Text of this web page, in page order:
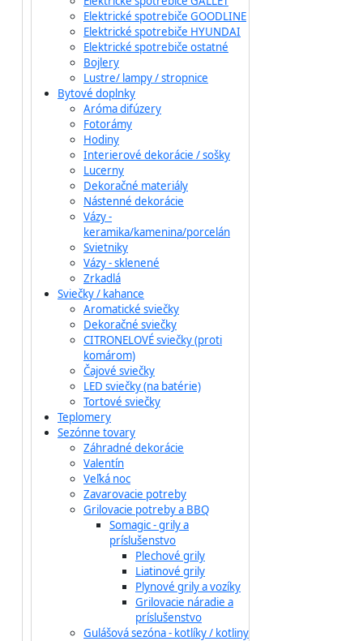
Elektrické spotrebiče GOODLINE
Elektrické spotrebiče HYUNDAI
Elektrické spotrebiče ostatné
Bojlery
Lustre/ lampy / stropnice
Bytové doplnky
Aróma difúzery
Fotorámy
Hodiny
Interierové dekorácie / sošky
Lucerny
Dekoračné materiály
Nástenné dekorácie
Vázy -
keramika/kamenina/porcelán
Svietniky
Vázy - sklenené
Zrkadlá
Sviečky / kahance
Aromatické sviečky
Dekoračné sviečky
CITRONELOVÉ sviečky (proti
komárom)
Čajové sviečky
LED sviečky (na batérie)
Tortové sviečky
Teplomery
Sezónne tovary
Záhradné dekorácie
Valentín
Veľká noc
Zavarovacie potreby
Grilovacie potreby a BBQ
Somagic - grily a
príslušenstvo
Plechové grily
Liatinové grily
Plynové grily a vozíky
Grilovacie náradie a
príslušenstvo
Gulášová sezóna - kotlíky / kotliny